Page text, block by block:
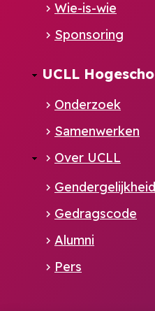
Wie-is-wie
Sponsoring
UCLL
Onderzoek
Samenwerken
Over UCLL
Gendergelijkheid
Gedragscode
Alumni
Pers